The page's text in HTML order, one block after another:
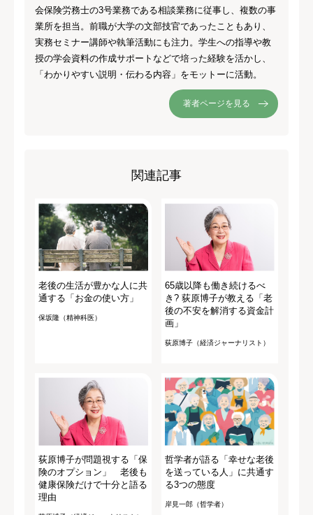
会保険労務士の3号業務である相談業務に従事し、複数の事
業所を担当。前職が大学の文部技官であったこともあり、
実務セミナー講師や執筆活動にも注力。学生への指導や教
授の学会資料の作成サポートなどで培った経験を活かし、
「わかりやすい説明・伝わる内容」をモットーに活動。
著者ページを見る
関連記事
老後の生活が豊かな人に共
通する「お金の使い方」
保坂隆（精神科医）
65歳以降も働き続けるべ
き? 荻原博子が教える「老
後の不安を解消する資金計
画」
荻原博子（経済ジャーナリスト）
荻原博子が問題視する「保
険のオプション」 老後も
健康保険だけで十分と語る
理由
哲学者が語る「幸せな老後
を送っている人」に共通す
る3つの態度
岸見一郎（哲学者）